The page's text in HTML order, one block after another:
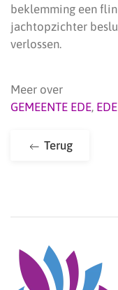
beklemming een
jachtopzichter
verlossen.
Meer over
GEMEENTE EDE, EDE
Terug